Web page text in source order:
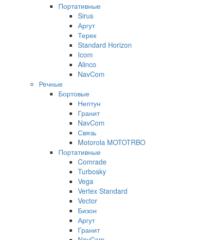
Портативные
Sirus
Аргут
Терек
Standard Horizon
Icom
Alinco
NavCom
Речные
Бортовые
Нептун
Гранит
NavCom
Связь
Motorola MOTOTRBO
Портативные
Comrade
Turbosky
Vega
Vertex Standard
Vector
Бизон
Аргут
Гранит